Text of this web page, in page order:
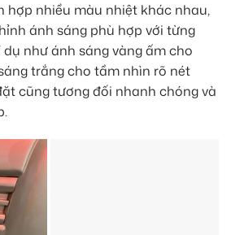
hợp nhiều màu nhiệt khác nhau,
ánh sáng phù hợp với từng
như ánh sáng vàng ấm cho
trắng cho tầm nhìn rõ nét
cũng tương đối nhanh chóng và